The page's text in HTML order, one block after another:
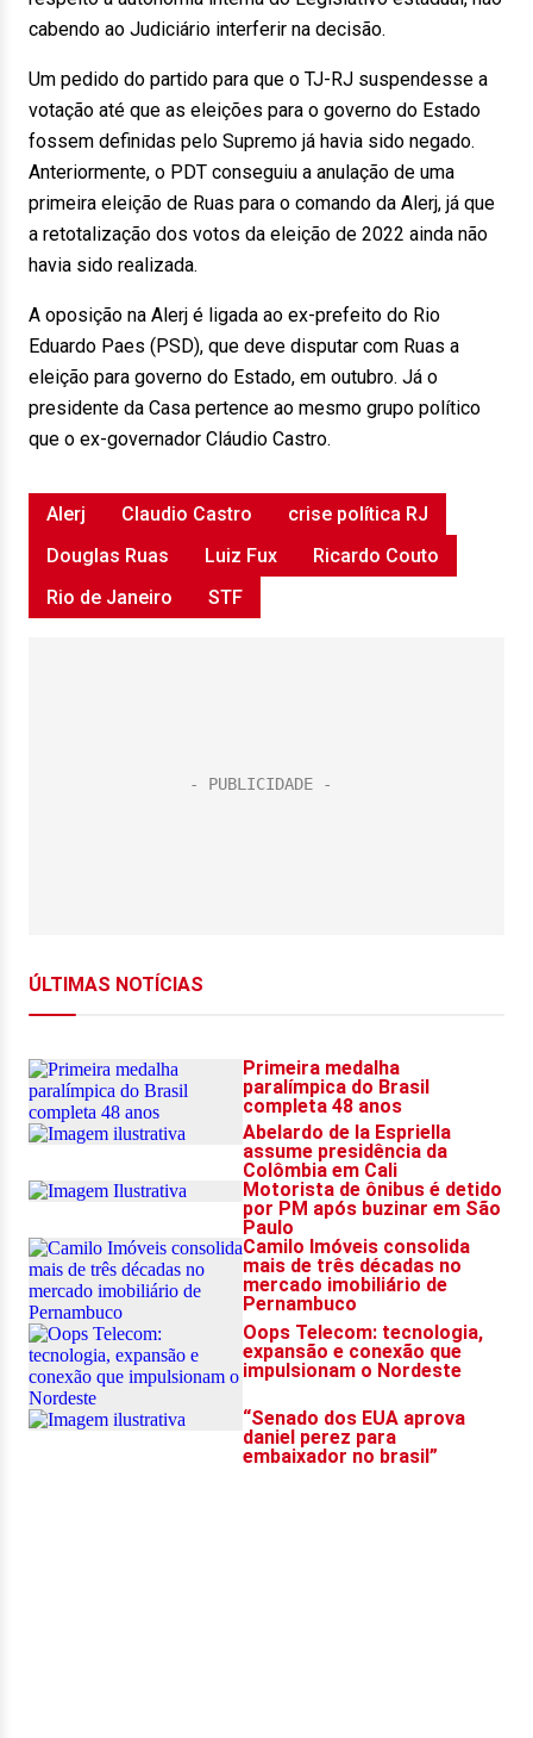
cabendo ao Judiciário interferir na decisão.
Um pedido do partido para que o TJ-RJ suspendesse a
votação até que as eleições para o governo do Estado
fossem definidas pelo Supremo já havia sido negado.
Anteriormente, o PDT conseguiu a anulação de uma
primeira eleição de Ruas para o comando da Alerj, já que
a retotalização dos votos da eleição de 2022 ainda não
havia sido realizada.
A oposição na Alerj é ligada ao ex-prefeito do Rio
Eduardo Paes (PSD), que deve disputar com Ruas a
eleição para governo do Estado, em outubro. Já o
presidente da Casa pertence ao mesmo grupo político
que o ex-governador Cláudio Castro.
Alerj Claudio Castro
crise política RJ
Douglas Ruas
Luiz Fux
Ricardo Couto
Rio de Janeiro
STF